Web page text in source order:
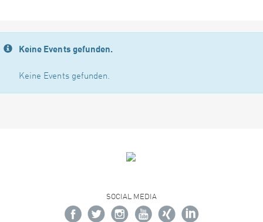
Keine Events gefunden.
Keine Events gefunden.
SOCIAL MEDIA